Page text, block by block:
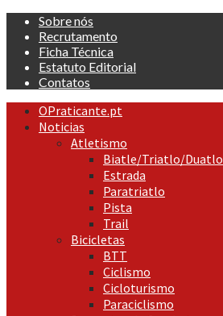
Skip
content
Sobre nós
Recrutamento
Ficha Técnica
Estatuto Editorial
Contatos
Primary
Menu
OPraticante.pt
Noticias
Atletismo
Biatle/Triatlo/Duatlo
Estrada
Paratriatlo
Pista
Trail
Bicicletas
BTT
Ciclismo
Cicloturismo
Paraciclismo